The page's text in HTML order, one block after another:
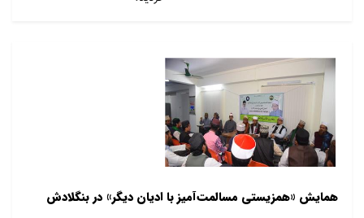
همایش «همزیستی مسالمت‌آمیز با ادیان دیگر» در بنگلادش